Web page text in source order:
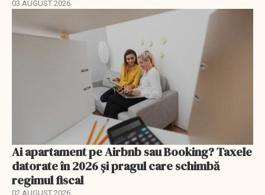
03 AUGUST 2026
Ai apartament pe Airbnb sau Booking? Taxele
datorate în 2026 și pragul care schimbă
regimul fiscal
02 AUGUST 2026